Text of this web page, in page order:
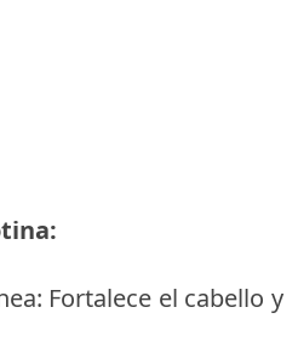
Fortalece el cabello y